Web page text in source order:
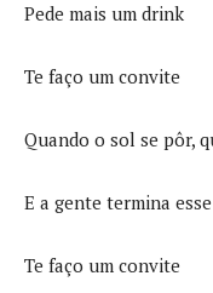
Pede mais um drink
Te faço um convite
Quando o sol se pôr,
E a gente termina
Te faço um convite